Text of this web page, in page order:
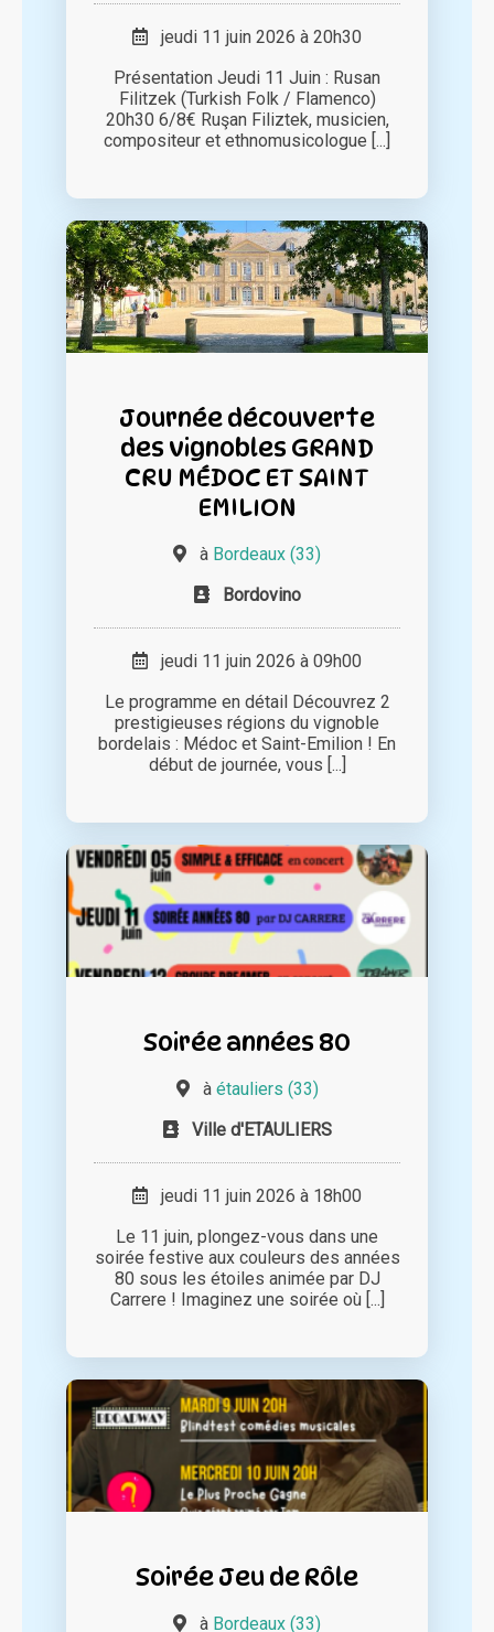
jeudi 11 juin 2026 à 20h30
Présentation Jeudi 11 Juin : Rusan
Filitzek (Turkish Folk / Flamenco)
20h30 6/8€ Ruşan Filiztek, musicien,
compositeur et ethnomusicologue [...]
Journée découverte
des vignobles GRAND
CRU MÉDOC ET SAINT
EMILION
à Bordeaux (33)
Bordovino
jeudi 11 juin 2026 à 09h00
Le programme en détail Découvrez 2
prestigieuses régions du vignoble
bordelais : Médoc et Saint-Emilion ! En
début de journée, vous [...]
Soirée années 80
à étauliers (33)
Ville d'ETAULIERS
jeudi 11 juin 2026 à 18h00
Le 11 juin, plongez-vous dans une
soirée festive aux couleurs des années
80 sous les étoiles animée par DJ
Carrere ! Imaginez une soirée où [...]
Soirée Jeu de Rôle
à Bordeaux (33)